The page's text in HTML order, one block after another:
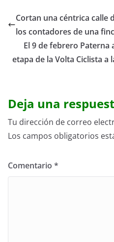
Cortan una céntrica calle
los contadores de una
El 9 de febrero Paterna
etapa de la Volta Ciclista a
Deja una
Tu dirección de correo
Los campos obligatorios
Comentario *